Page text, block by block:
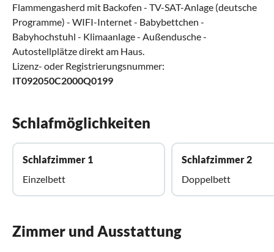
Flammengasherd mit Backofen - TV-SAT-Anlage (deutsche
Programme) - WIFI-Internet - Babybettchen -
Babyhochstuhl - Klimaanlage - Außendusche -
Autostellplätze direkt am Haus.
Lizenz- oder Registrierungsnummer:
IT092050C2000Q0199
Schlafmöglichkeiten
Schlafzimmer 1
Einzelbett
Schlafzimmer 2
Doppelbett
Zimmer und Ausstattung